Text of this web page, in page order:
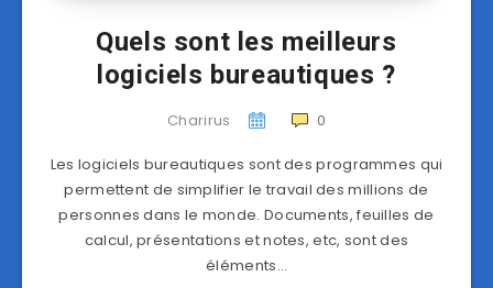
Quels sont les meilleurs
logiciels bureautiques ?
Charirus 0
Les logiciels bureautiques sont des programmes qui
permettent de simplifier le travail des millions de
personnes dans le monde. Documents, feuilles de
calcul, présentations et notes, etc, sont des
éléments…